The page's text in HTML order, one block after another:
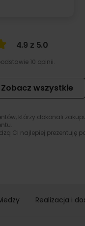
4.9 z 5.0
10 opinii.
Zobacz wszystkie
którzy dokonali
Ci najlepiej prezentuję
Realizacja i